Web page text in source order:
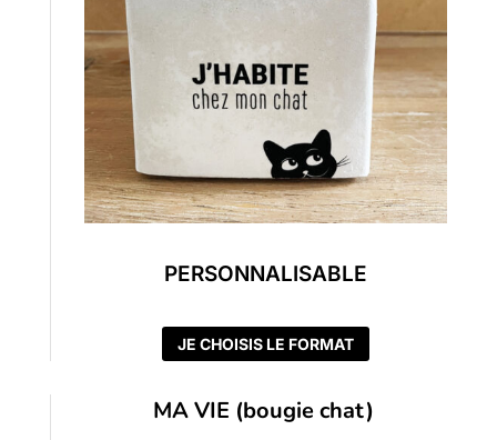
PERSONNALISABLE
JE CHOISIS LE FORMAT
MA VIE (bougie chat)